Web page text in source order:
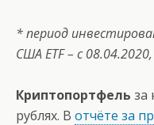
* период
США ETF– с
Криптопортфель за
рублях. В отчёте за